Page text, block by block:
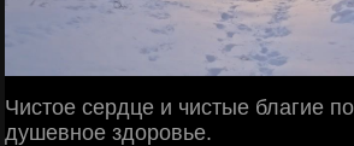
Чистое сердце и чистые благие
душевное здоровье.